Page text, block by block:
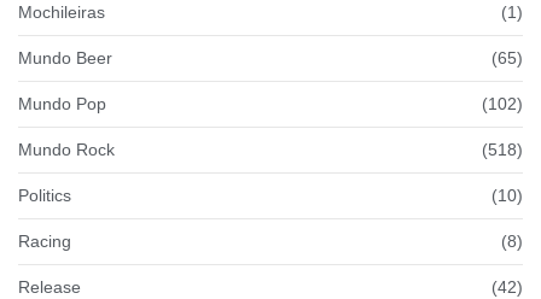
Mochileiras (1)
Mundo Beer (65)
Mundo Pop (102)
Mundo Rock (518)
Politics (10)
Racing (8)
Release (42)